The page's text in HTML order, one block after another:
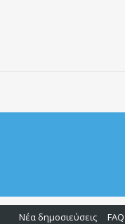
Νέα δημοσιεύσεις FAQ